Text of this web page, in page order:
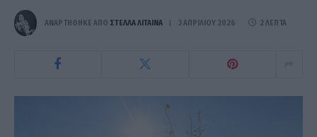
ΑΝΑΡΤΗΘΗΚΕ ΑΠΟ ΣΤΈΛΛΑ ΛΊΤΑΙΝΑ 3 ΑΠΡΙΛΊΟΥ 2026 2 ΛΕΠΤΆ